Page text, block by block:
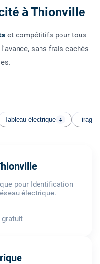
à Thionville
et compétitifs pour tous
sans frais cachés
Tableau électrique 4 Tirage
pour Identification
électrique.
gratuit